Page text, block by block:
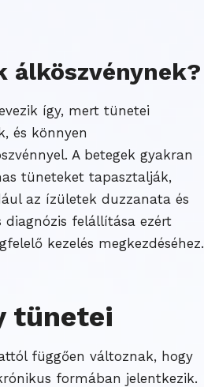
álköszvénynek?
így, mert tünetei
és könnyen
A betegek gyakran
tüneteket tapasztalják,
az ízületek duzzanata és
diagnózis felállítása ezért
kezelés megkezdéséhez.
tünetei
függően változnak, hogy
formában jelentkezik.